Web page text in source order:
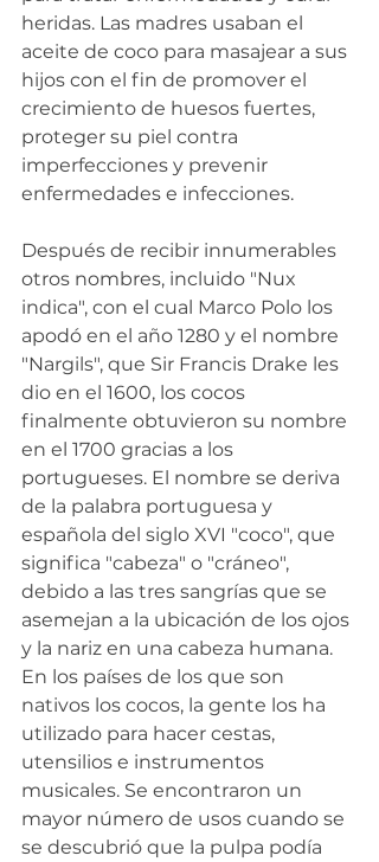
heridas. Las madres usaban el
aceite de coco para masajear a sus
hijos con el fin de promover el
crecimiento de huesos fuertes,
proteger su piel contra
imperfecciones y prevenir
enfermedades e infecciones.
Después de recibir innumerables
otros nombres, incluido "Nux
indica", con el cual Marco Polo los
apodó en el año 1280 y el nombre
"Nargils", que Sir Francis Drake les
dio en el 1600, los cocos
finalmente obtuvieron su nombre
en el 1700 gracias a los
portugueses. El nombre se deriva
de la palabra portuguesa y
española del siglo XVI "coco", que
significa "cabeza" o "cráneo",
debido a las tres sangrías que se
asemejan a la ubicación de los ojos
y la nariz en una cabeza humana.
En los países de los que son
nativos los cocos, la gente los ha
utilizado para hacer cestas,
utensilios e instrumentos
musicales. Se encontraron un
mayor número de usos cuando se
se descubrió que la pulpa podía